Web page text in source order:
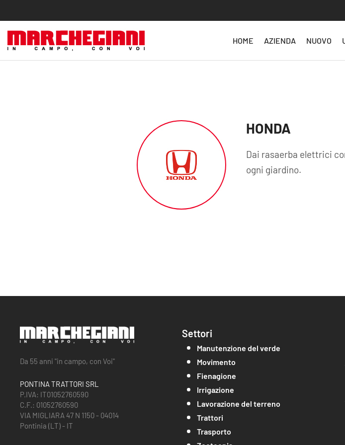
HOME AZIENDA NUOVO
HONDA
Dai rasaerba elettrici
ogni giardino.
Da 55 anni "in campo, con Voi"
PONTINA TRATTORI SRL
P.IVA: IT01052760590
C.F.: 01052760590
VIA MIGLIARA 47 N 1150 - 04014
Pontinia (LT) - IT
Settori
Manutenzione del verde
Movimento
Fienagione
Irrigazione
Lavorazione del terreno
Trattori
Trasporto